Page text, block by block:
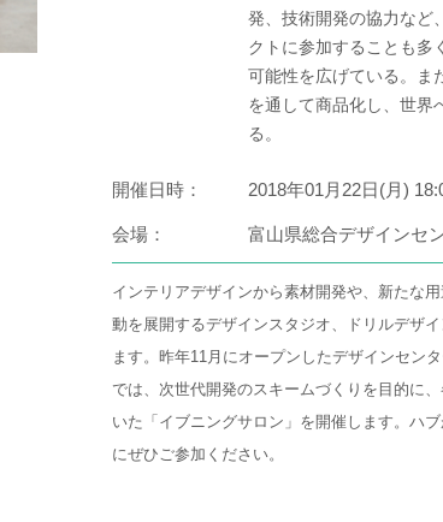
発、技術開発の協力など
クトに参加することも多
可能性を広げている。ま
を通して商品化し、世界
る。
開催日時： 2018年01月22日(月)
会場： 富山県総合デザインセ
インテリアデザインから素材開発や、新たな
動を展開するデザインスタジオ、ドリルデザ
ます。昨年11月にオープンしたデザインセン
では、次世代開発のスキームづくりを目的に
いた「イブニングサロン」を開催します。ハ
にぜひご参加ください。